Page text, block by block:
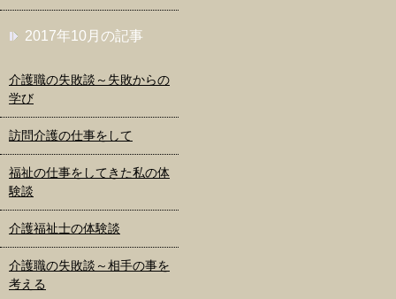
2017年10月の記事
介護職の失敗談～失敗からの
学び
訪問介護の仕事をして
福祉の仕事をしてきた私の体
験談
介護福祉士の体験談
介護職の失敗談～相手の事を
考える